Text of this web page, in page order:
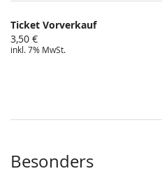
Ticket Vorverkauf
3,50 €
inkl. 7% MwSt.
Besonders